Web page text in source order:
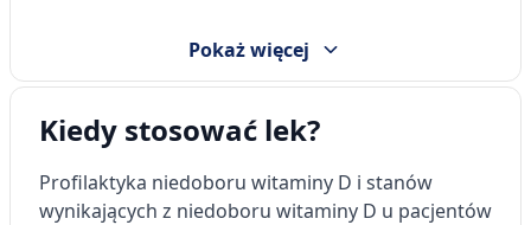
Pokaż więcej
Kiedy stosować lek?
Profilaktyka niedoboru witaminy D i stanów
wynikających z niedoboru witaminy D u pacjentów